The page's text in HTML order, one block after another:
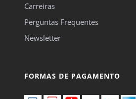
Carreiras
Perguntas Frequentes
Newsletter
FORMAS DE PAGAMENTO